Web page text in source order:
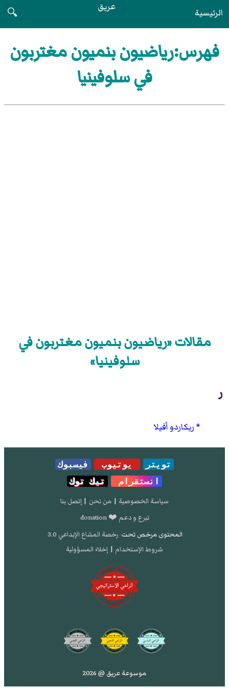
الرئيسية عريق
🔍
فهرس:رياضيون بنميون مغتربون
في سلوفينيا
مقالات «رياضيون بنميون مغتربون في
سلوفينيا»
ر
ريكاردو أفيلا
تويتر يوتيوب
فيسبوك
انستقرام
تيك توك
سياسة الخصوصية | من نحن | إتصل بنا
تبرع و دعم ❤️ donation
المحتوى مرخص تحت رخصة المشاع الإبداعي 3.0
شروط الإستخدام | إخلاء المسؤولية
موسوعة عريق @ 2026